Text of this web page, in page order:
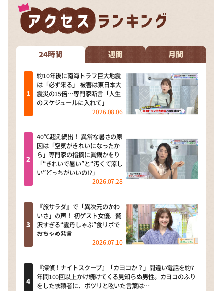
24時間 週間 月間
約10年後に南海トラフ巨大地震
は「必ず来る」 被害は東日本大
震災の15倍…専門家断言「人生
のスケジュールに入れて」
2026.08.06
40℃超え続出！ 異常な暑さの原
因は「空気がきれいになったか
ら」専門家の指摘に眞鍋かをり
「“きれいで暑い”と“汚くて涼し
い”どっちがいいの!?」
2026.07.28
『旅サラダ』で「異次元のかわ
いさ」の声！ 初ゲスト女優、贅
沢すぎる“雲丹しゃぶ”食リポで
おちゃめ発言
2026.07.10
『探偵！ナイトスクープ』「カヨコか？」間違い電話を約7
年間100回以上かけ続けてくる見知らぬ男性。カヨコのふり
をした依頼者に、ポツリと呟いた言葉は…